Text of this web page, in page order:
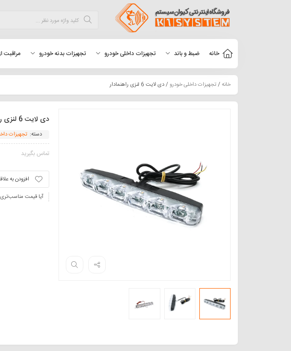
خانه ضبط و باند تجهیزات داخلی خودرو تجهیزات بدنه خودرو مراقبت
خانه/تجهیزات داخلی خودرو/ دی لایت 6 لنزی راهنمادار
دی لایت 6 لنزی راهنمادار
دسته: تجهیزات
تماس بگیرید
افزودن به
آیا قیمت